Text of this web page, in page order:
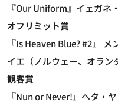
『Our Uniform』イェガネ
オフリミット賞
『Is Heaven Blue? #2』
イエ（ノルウェー、オラン
観客賞
『Nun or Never!』ヘタ・